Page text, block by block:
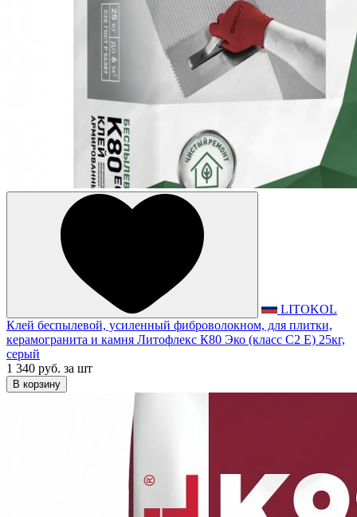
LITOKOL
Клей беспылевой, усиленный фиброволокном, для плитки,
керамогранита и камня Литофлекс К80 Эко (класс С2 Е) 25кг,
серый
1 340 руб. за шт
В корзину